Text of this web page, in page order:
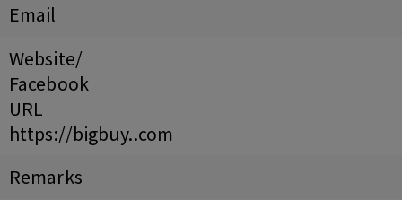
Email
Website/
Facebook
URL
https://bigbuy..com
Remarks